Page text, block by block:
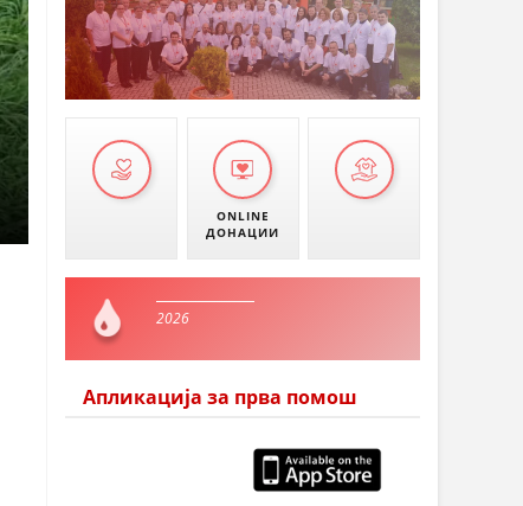
ONLINE
ДОНАЦИИ
2026
Апликација за прва помош